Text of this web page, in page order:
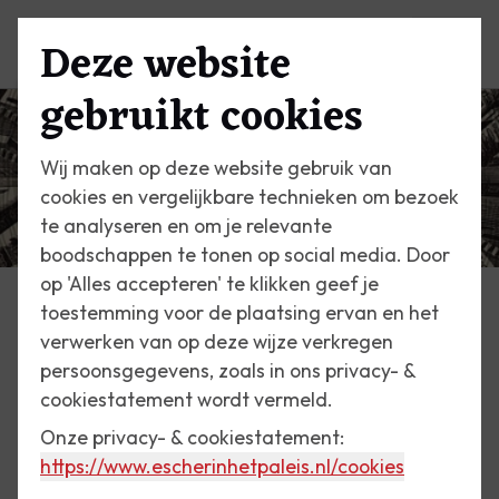
Deze website
gebruikt cookies
Wij maken op deze website gebruik van
cookies en vergelijkbare technieken om bezoek
te analyseren en om je relevante
boodschappen te tonen op social media. Door
op 'Alles accepteren' te klikken geef je
toestemming voor de plaatsing ervan en het
verwerken van op deze wijze verkregen
persoonsgegevens, zoals in ons privacy- &
cookiestatement wordt vermeld.
Onze privacy- & cookiestatement:
https://www.escherinhetpaleis.nl/cookies
Escher Vandaag
16 april 2017
Viervlak-planetoïde